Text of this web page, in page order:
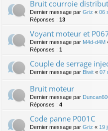
Bruit courroie
Dernier message par Griz « 06
Réponses : 13
Voyant moteur et
Dernier message par M4d-d4M
Réponses : 1
Couple de serrage
Dernier message par Biwit « 07
Bruit moteur
Dernier message par
Réponses : 4
Code panne P001C
Dernier message par Griz « 19